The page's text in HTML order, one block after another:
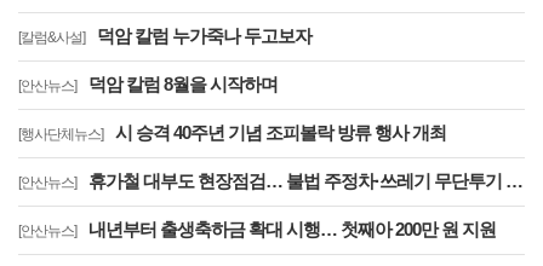
[칼럼&사설] 덕암 칼럼 누가죽나 두고보자
[안산뉴스] 덕암 칼럼 8월을 시작하며
[행사단체뉴스] 시 승격 40주년 기념 조피볼락 방류 행사 개최
[안산뉴스] 휴가철 대부도 현장점검… 불법 주정차·쓰레기 무단투기 집중 관리
[안산뉴스] 내년부터 출생축하금 확대 시행… 첫째아 200만 원 지원